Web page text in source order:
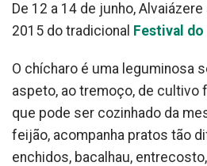
De 12 a 14 de junho,
2015 do tradicional Festival
O chícharo é uma leguminosa
aspeto, ao tremoço, de cultivo
que pode ser cozinhado da
feijão, acompanha pratos tão
enchidos, bacalhau,